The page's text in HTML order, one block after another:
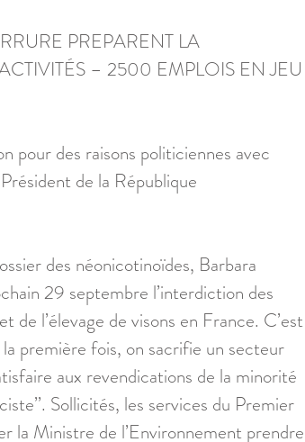
PREPARENT LA
– 2500 EMPLOIS EN JEU
pour des raisons politiciennes avec
de la République
des néonicotinoïdes, Barbara
29 septembre l’interdiction des
de l’élevage de visons en France. C’est
première fois, on sacrifie un secteur
aux revendications de la minorité
Sollicités, les services du Premier
la Ministre de l’Environnement prendre